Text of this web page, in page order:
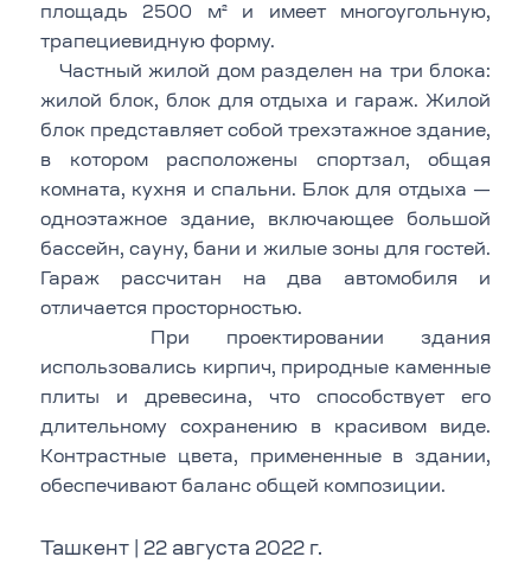
площадь 2500 м² и имеет многоугольную,
трапециевидную форму.
Частный жилой дом разделен на три блока:
жилой блок, блок для отдыха и гараж. Жилой
блок представляет собой трехэтажное здание,
в котором расположены спортзал, общая
комната, кухня и спальни. Блок для отдыха —
одноэтажное здание, включающее большой
бассейн, сауну, бани и жилые зоны для гостей.
Гараж рассчитан на два автомобиля и
отличается просторностью.
При проектировании здания
использовались кирпич, природные каменные
плиты и древесина, что способствует его
длительному сохранению в красивом виде.
Контрастные цвета, примененные в здании,
обеспечивают баланс общей композиции.
Ташкент | 22 августа 2022 г.